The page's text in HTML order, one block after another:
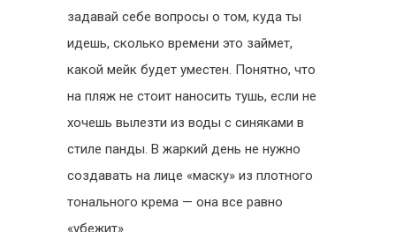
задавай себе вопросы о том, куда ты
идешь, сколько времени это займет,
какой мейк будет уместен. Понятно, что
на пляж не стоит наносить тушь, если не
хочешь вылезти из воды с синяками в
стиле панды. В жаркий день не нужно
создавать на лице «маску» из плотного
тонального крема — она все равно
«убежит».